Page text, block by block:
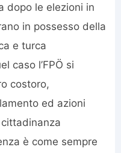
dopo le elezioni in
in possesso della
e turca
caso l’FPÖ si
costoro,
ed azioni
è come sempre